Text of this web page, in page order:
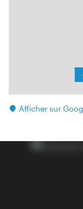
Afficher sur